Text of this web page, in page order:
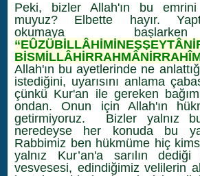
Peki, bizler Allah'ın bu
muyuz? Elbette hayır.
okumaya
Allah'ın bu ayetlerinde ne
istediğini, uyarısını anlama
çünkü Kur'an ile gereken
ondan. Onun için Allah'ın
getirmiyoruz. Bizler yalnız
neredeyse her konuda bu
Rabbimiz ben hükmüme hiç
yalnız Kur’an'a sarılın dediği
vesvesesi, edindiğimiz velilerin